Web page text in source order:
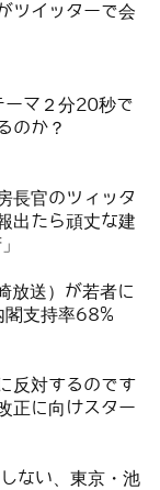
ツイッターで会
ーマ２分20秒で
のか？
長官のツィッタ
出たら頑丈な建
放送）が若者に
支持率68%
反対するのです
に向けスター
ない、東京・池